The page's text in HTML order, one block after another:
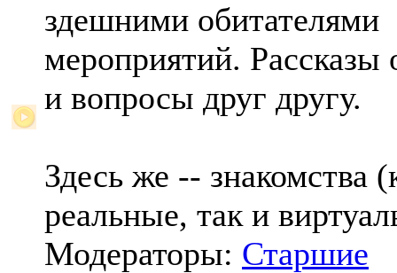
здешними обитателями
мероприятий. Рассказы
и вопросы друг другу.
Здесь же -- знакомства
реальные, так и
Модераторы: Старшие